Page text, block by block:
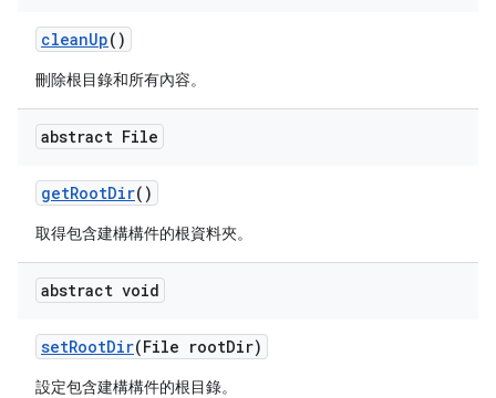
cleanUp()
刪除根目錄和所有內容。
abstract File
getRootDir()
取得包含建構構件的根資料夾。
abstract void
setRootDir(File rootDir)
設定包含建構構件的根目錄。